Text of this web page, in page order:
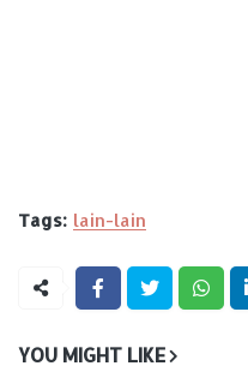
Tags: lain-lain
YOU MIGHT LIKE